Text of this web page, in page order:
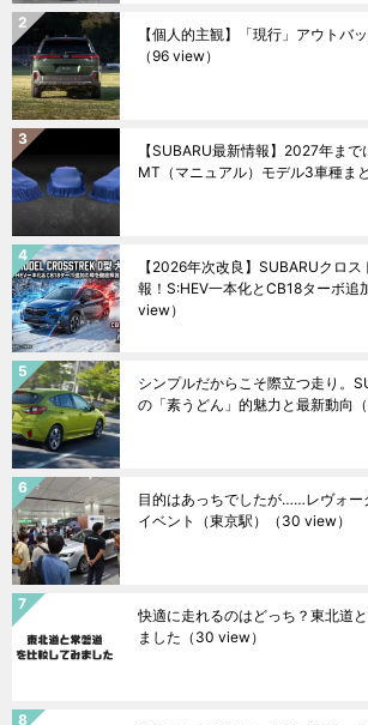
【個人的主観】「現行」アウトバ
（96 view）
【SUBARU最新情報】2027年まで
MT（マニュアル）モデル3車種ま
【2026年次改良】SUBARUクロ
報！S:HEV一本化とCB18ターボ追
view）
シンプルだからこそ際立つ走り。
の「素うどん」的魅力と最新動向
目的はあっちでしたが……レヴォー
イベント（東京駅）
（30 view）
快適に走れるのはどっち？東北道
ました （30 view）